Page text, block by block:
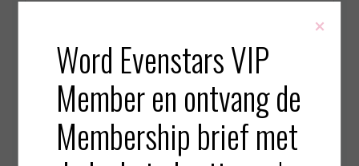
Op voorraad (1)
Toevoegen aan winkelwagen
×
Word Evenstars VIP
Member en ontvang de
Membership brief met